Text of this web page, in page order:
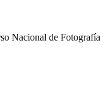
Nacional de Fotografía